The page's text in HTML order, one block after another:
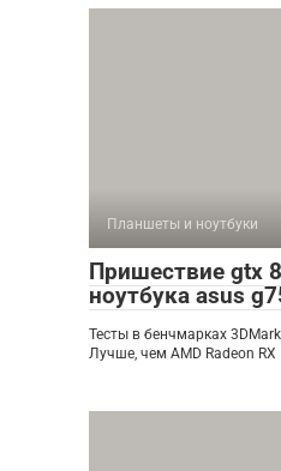
Планшеты и ноутбуки
Пришествие gtx
ноутбука asus
Тесты в бенчмарках
Лучше, чем AMD Radeon RX